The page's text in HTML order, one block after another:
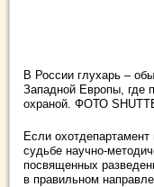
В России глухарь –
Западной Европы, где
охраной. ФОТО
Если
судьбе научно-
посвященных
в правильном